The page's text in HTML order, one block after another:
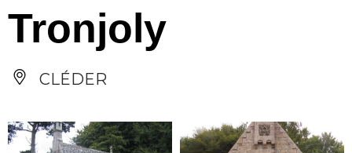
Tronjoly
CLÉDER